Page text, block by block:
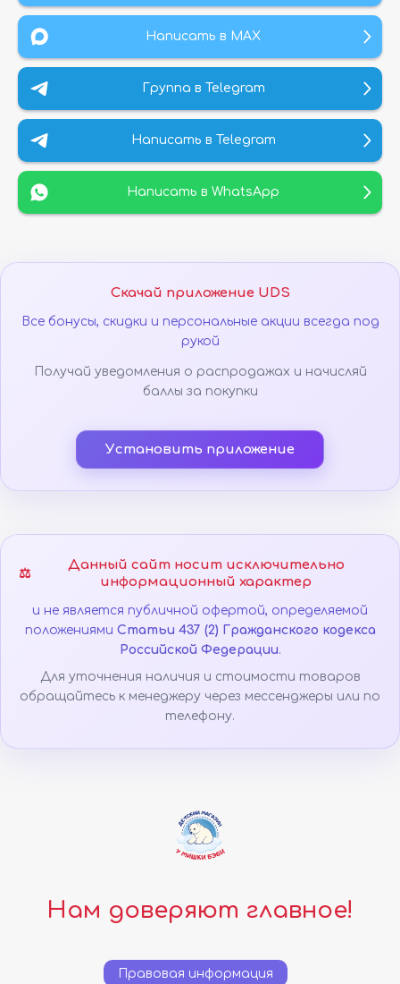
Написать в MAX
Группа в Telegram
Написать в Telegram
Написать в WhatsApp
Скачай приложение UDS
Все бонусы, скидки и персональные акции всегда под
рукой
Получай уведомления о распродажах и начисляй
баллы за покупки
Установить приложение
⚖️
Данный сайт носит исключительно
информационный характер
и не является публичной офертой, определяемой
положениями Статьи 437 (2) Гражданского кодекса
Российской Федерации.
Для уточнения наличия и стоимости товаров
обращайтесь к менеджеру через мессенджеры или по
телефону.
Нам доверяют главное!
Правовая информация